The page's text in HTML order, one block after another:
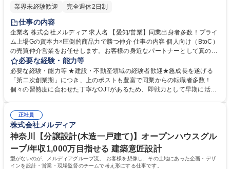
業界未経験歓迎
完全週休2日制
仕事の内容
企業名 株式会社メルディア 求人名 【愛知/営業】同業出身者多数！プライ
ム上場Gの資本力×圧倒的商品力で勝つ仲介 仕事の内容 個人向け（BtoC）
の売買仲介営業をお任せします。お客様の身近なパートナーとして真のニ
ーズやご要望を把握し、理想の住まい探しや資産形成をサポートしていく
不動産のプロフェッショナルとしての仕事です。 個人のお客様の集客か
ら、ヒアリング、物件提案、引渡しまで一気通貫で担当します。広告戦略
や住宅ローンの斡旋、売却相談まで幅広く携わり、地域情報や金融知識を
備えた圧倒的商品力を武器に、不動産のプロとしてお客様の理想の住まい
探しをサポートする仕事です。 募集職種 【愛知/営業】同業出身者多数！
プライム上場Gの資本力×圧倒的商品力で勝つ仲介
必要な経験・能力等
必要な経験・能力等 ★建設・不動産領域の経験者歓迎★急成長を遂げる
「第二次創業期」につき、上のポストも豊富で同業からの転職者多数！
個々の習熟度に合わせた丁寧なOJTがあるため、即戦力として早期に活躍
った大手とは違い、新たなポストが次々と新設される非常に面白いフェー
ズです。営業・設計・施工のプロがチームを組み、1から家づくりを行う
カルチャーのため、これまでの業界経験を活かしつつ幅広い知識が身に付
きます。プライム上場Gの仕組みを武器に、会社の成長を牽引したい方を
歓迎します。 学歴・資格 学歴：大学院 大学 高専 短大 専修学校 高校 語学
力： 資格：第一種運転免許普通自動車
正社員
株式会社メルディア
神奈川【分譲設計(木造一戸建て)】オープンハウスグル
ープ/年収1,000万目指せる 建築意匠設計
型がないのが、メルディアグループ流。 お客様を想像し、その土地にあった企画・デザ
インを設計・営業・現場監督のチームで考え形にする仕事です。